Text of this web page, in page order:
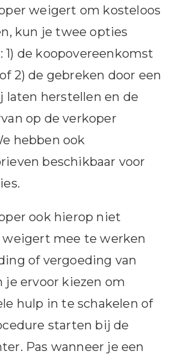
weigert om kosteloos
kun je twee opties
1) de koopovereenkomst
2) de gebreken door een
laten herstellen en de
op de verkoper
hebben ook
beschikbaar voor
ook hierop niet
weigert mee te werken
of vergoeding van
je ervoor kiezen om
hulp in te schakelen of
starten bij de
Pas wanneer je een